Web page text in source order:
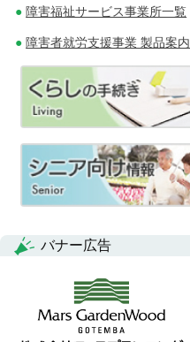
障害福祉サービス事業所一覧
障害者就労支援事業 製品案内
バナー広告